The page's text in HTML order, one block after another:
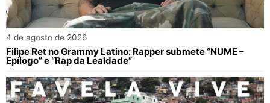
4 de agosto de 2026
Filipe Ret no Grammy Latino: Rapper submete “NUME –
Epílogo” e “Rap da Lealdade”